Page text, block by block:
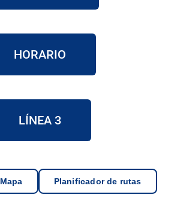
HORARIO
LÍNEA 3
Mapa Planificador de rutas